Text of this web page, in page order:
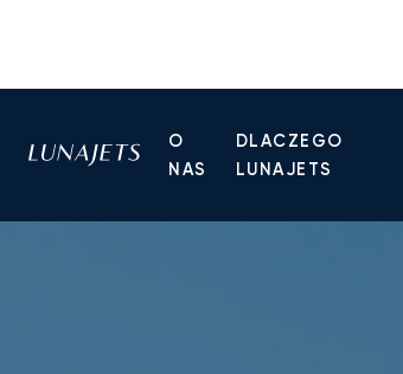
O
NAS
DLACZEGO
LUNAJETS